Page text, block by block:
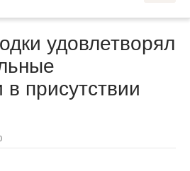
удовлетворял
в присутствии